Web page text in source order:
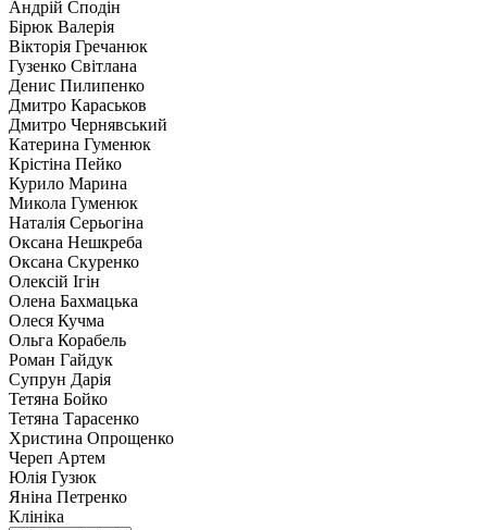
Андрій Сподін
Бірюк Валерія
Вікторія Гречанюк
Гузенко Світлана
Денис Пилипенко
Дмитро Караськов
Дмитро Чернявський
Катерина Гуменюк
Крістіна Пейко
Курило Марина
Микола Гуменюк
Наталія Серьогіна
Оксана Нешкреба
Оксана Скуренко
Олексій Ігін
Олена Бахмацька
Олеся Кучма
Ольга Корабель
Роман Гайдук
Супрун Дарія
Тетяна Бойко
Тетяна Тарасенко
Христина Опрощенко
Череп Артем
Юлія Гузюк
Яніна Петренко
Клініка